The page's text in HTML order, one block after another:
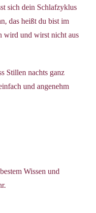
sich dein Schlafzyklus
das heißt du bist im
wird und wirst nicht aus
Stillen nachts ganz
und angenehm
Wissen und